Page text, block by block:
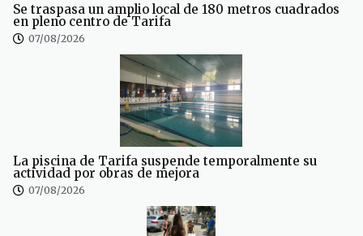
Se traspasa un amplio local de 180 metros cuadrados
en pleno centro de Tarifa
07/08/2026
La piscina de Tarifa suspende temporalmente su
actividad por obras de mejora
07/08/2026